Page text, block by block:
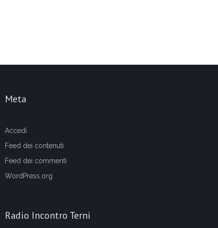
Meta
Accedi
Feed dei contenuti
Feed dei commenti
WordPress.org
Radio Incontro Terni